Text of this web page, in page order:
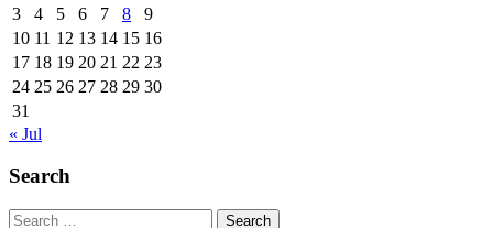
3
4 5 6 7 8
9
10 11 12 13 14 15 16
17 18 19 20 21 22 23
24 25 26 27 28 29 30
31
« Jul
Search
Search